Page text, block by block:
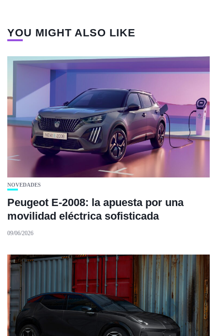
YOU MIGHT ALSO LIKE
NOVEDADES
Peugeot E-2008: la apuesta por una
movilidad eléctrica sofisticada
09/06/2026